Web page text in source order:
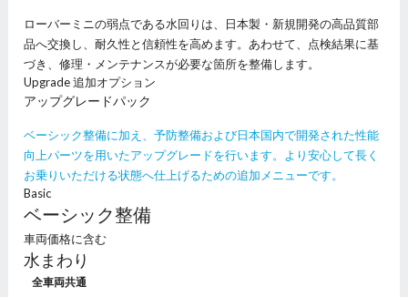
ローバーミニの弱点である水回りは、日本製・新規開発の高品質部
品へ交換し、耐久性と信頼性を高めます。あわせて、点検結果に基
づき、修理・メンテナンスが必要な箇所を整備します。
Upgrade追加オプション
アップグレードパック
ベーシック整備に加え、予防整備および日本国内で開発された性能
向上パーツを用いたアップグレードを行います。より安心して長く
お乗りいただける状態へ仕上げるための追加メニューです。
Basic
ベーシック整備
車両価格に含む
水まわり
全車両共通